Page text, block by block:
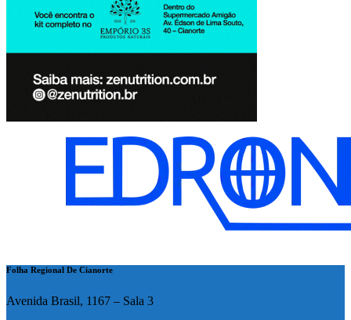
Folha Regional De Cianorte
Avenida Brasil, 1167 – Sala 3